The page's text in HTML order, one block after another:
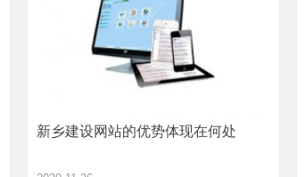
新乡建设网站的优势体现在何处